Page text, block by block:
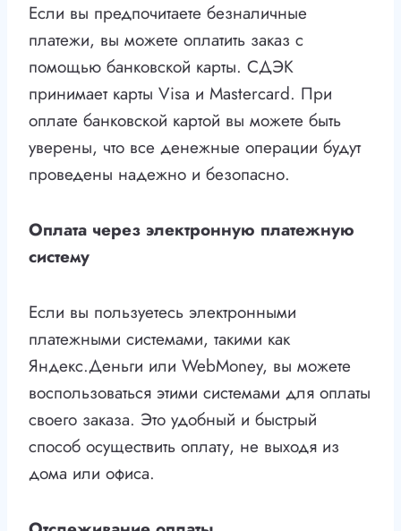
Если вы предпочитаете безналичные
платежи, вы можете оплатить заказ с
помощью банковской карты. СДЭК
принимает карты Visa и Mastercard. При
оплате банковской картой вы можете быть
уверены, что все денежные операции будут
проведены надежно и безопасно.
Оплата через электронную платежную
систему
Если вы пользуетесь электронными
платежными системами, такими как
Яндекс.Деньги или WebMoney, вы можете
воспользоваться этими системами для оплаты
своего заказа. Это удобный и быстрый
способ осуществить оплату, не выходя из
дома или офиса.